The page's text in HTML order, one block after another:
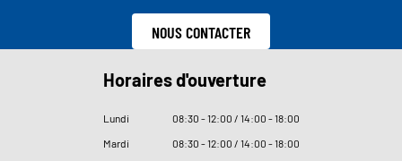
NOUS CONTACTER
Horaires d'ouverture
Lundi 08:30 - 12:00 / 14:00 - 18:00
Mardi
08:30 - 12:00 / 14:00 - 18:00